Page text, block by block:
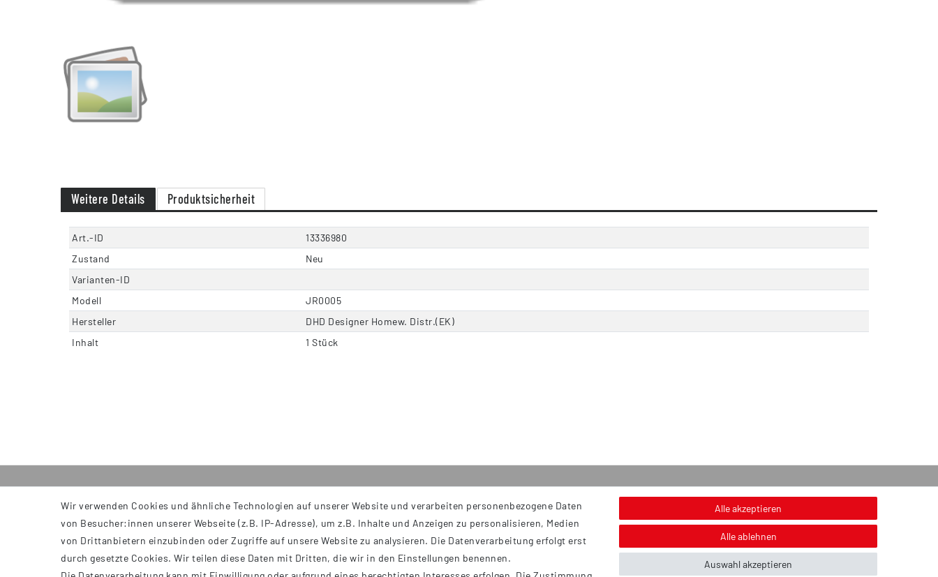
Weitere Details Produktsicherheit
Art.-ID
13336980
Zustand
Neu
Varianten-ID
Modell
JR0005
Hersteller
DHD Designer Homew. Distr.(EK)
Inhalt
1 Stück
INFORMATIONEN
AGB
Impressum
Service
Kontakt
Versand
Hinweis zur Entsorgung von Altbatterien & Altöl
Bildnachweis
Wir verwenden Cookies und ähnliche Technologien auf unserer Website und verarbeiten personenbezogene Daten
von Besucher:innen unserer Webseite (z.B. IP-Adresse), um z.B. Inhalte und Anzeigen zu personalisieren, Medien
von Drittanbietern einzubinden oder Zugriffe auf unsere Website zu analysieren. Die Datenverarbeitung erfolgt erst
durch gesetzte Cookies. Wir teilen diese Daten mit Dritten, die wir in den Einstellungen benennen.
Alle akzeptieren
Alle ablehnen
Auswahl akzeptieren